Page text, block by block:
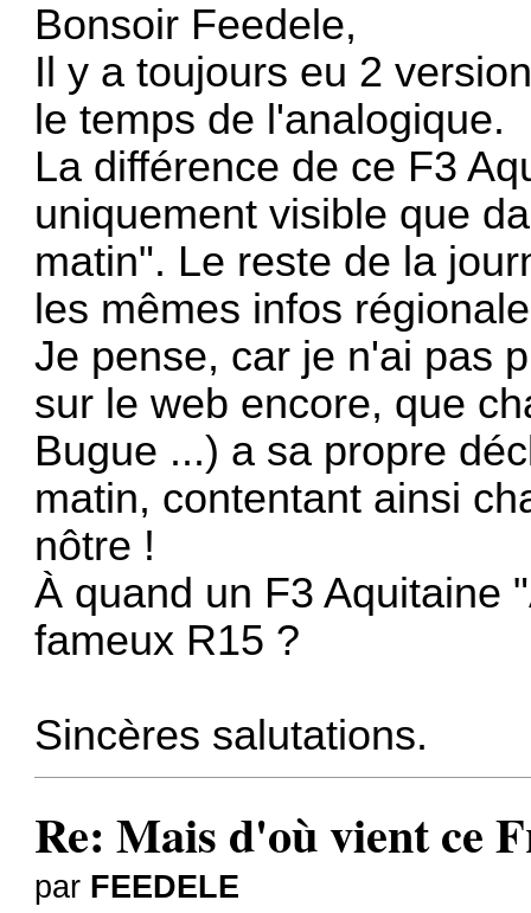
Bonsoir Feedele,
Il y a toujours eu 2
le temps de l'analogique.
La différence de ce F3
uniquement visible que
matin". Le reste de la
les mêmes infos
Je pense, car je n'ai pas
sur le web encore, que
Bugue ...) a sa propre
matin, contentant ainsi
nôtre !
À quand un F3 Aquitaine
fameux R15 ?
Sincères salutations.
Re: Mais d'où vient ce
par FEEDELE